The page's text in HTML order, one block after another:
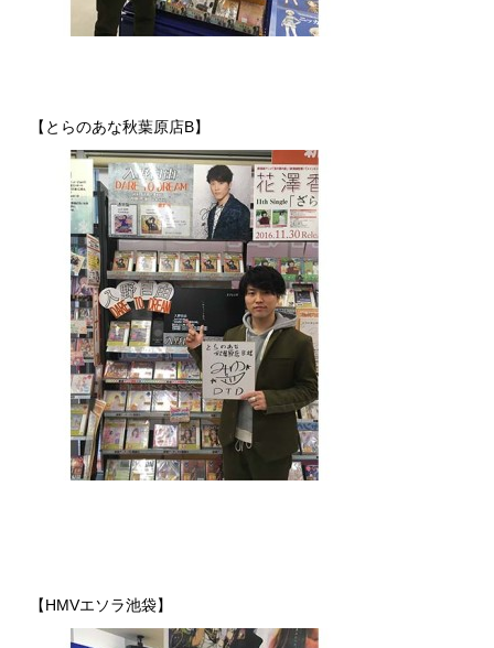
【とらのあな秋葉原店B】
【HMVエソラ池袋】